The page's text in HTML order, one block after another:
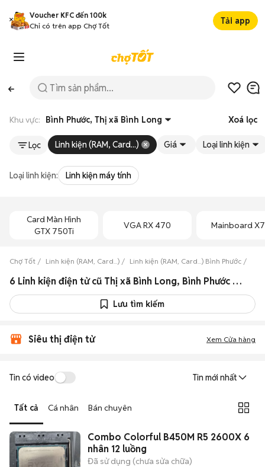
Voucher KFC đến 100k
Chỉ có trên app Chợ Tốt
Tải app
Khu vực: Bình Phước, Thị xã Bình Long Xoá lọc
Lọc Linh kiện (RAM, Card...) Giá Loại linh kiện
Loại linh kiện: Linh kiện máy tính
Card Màn Hình
GTX 750Ti
VGA RX 470 Mainboard
Chợ Tốt Linh kiện (RAM, Card...) Linh kiện (RAM, Card...) Bình Phước
6 Linh kiện điện tử cũ Thị xã Bình Long, Bình Phước giá rẻ
Lưu tìm kiếm
Siêu thị điện tử Xem Cửa hàng
Tin có video Tin mới nhất
Tất cả Cá nhân Bán chuyên
Combo Colorful B450M R5 2600X 6
nhân 12 luồng
Đã sử dụng (chưa sửa chữa)